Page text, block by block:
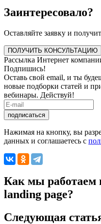
Заинтересовало?
Оставляйте заявку и
ПОЛУЧИТЬ КОНСУЛЬТАЦИЮ
Рассылка Интернет
Подпишись!
Оставь свой email, и ты
новые подборки статей и
вебинары. Действуй!
Нажимая на кнопку, вы
данных и соглашаетесь с
Как мы работаем
landing page?
Следующая